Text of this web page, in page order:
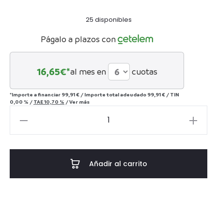
25 disponibles
Págalo a plazos con
16,65€*al mes en cuotas
*Importe a financiar 99,91 € / Importe total adeudado 99,91 € / TIN
0,00 % / TAE10,70 % /Ver más
Añadir al carrito